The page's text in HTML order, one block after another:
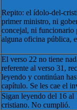
Repito: el ídolo-del-
primer ministro, ni
concejal, ni funcionario
alguna oficina pública,
El verso 22 no tiene
referente al verso 31,
leyendo y continúan
capítulo. Se les cae el
Sigan leyendo del 16 al
cristiano. No cumplió.